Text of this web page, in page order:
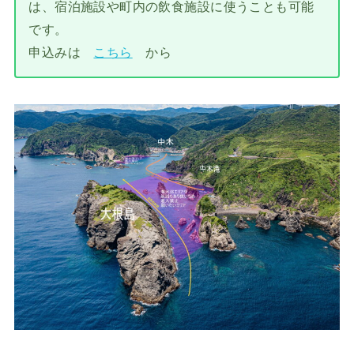
は、宿泊施設や町内の飲食施設に使うことも可能
です。
申込みは こちら から